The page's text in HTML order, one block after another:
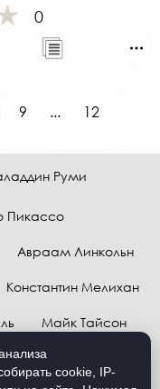
0
9 ... 12
Руми
Пикассо
Авраам Линкольн
Константин Мелихан
Майк Тайсон
Плитт
cookie, IP-